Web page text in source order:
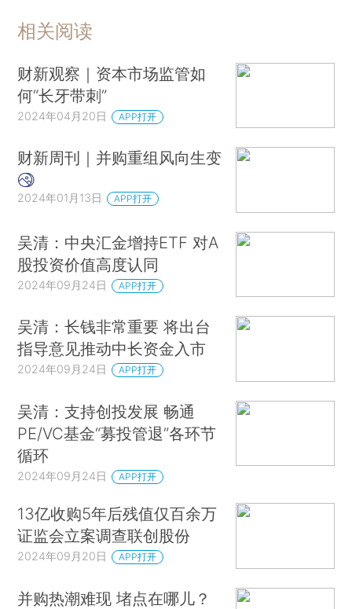
相关阅读
财新观察｜资本市场监管如
何“长牙带刺”
2024年04月20日 APP打开
财新周刊｜并购重组风向生变
2024年01月13日 APP打开
吴清：中央汇金增持ETF 对A
股投资价值高度认同
2024年09月24日 APP打开
吴清：长钱非常重要 将出台
指导意见推动中长资金入市
2024年09月24日 APP打开
吴清：支持创投发展 畅通
PE/VC基金“募投管退”各环节
循环
2024年09月24日 APP打开
13亿收购5年后残值仅百余万
证监会立案调查联创股份
2024年09月20日 APP打开
并购热潮难现 堵点在哪儿？